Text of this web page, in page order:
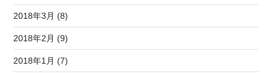
2018年3月 (8)
2018年2月 (9)
2018年1月 (7)